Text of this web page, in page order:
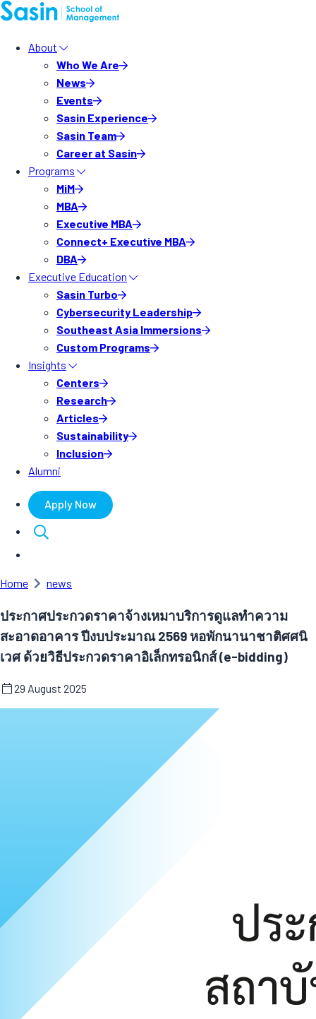
About
Who We Are
News
Events
Sasin Experience
Sasin Team
Career at Sasin
Programs
MiM
MBA
Executive MBA
Connect+ Executive MBA
DBA
Executive Education
Sasin Turbo
Cybersecurity Leadership
Southeast Asia Immersions
Custom Programs
Insights
Centers
Research
Articles
Sustainability
Inclusion
Alumni
Apply Now
Home news
ประกาศประกวดราคาจ้างเหมาบริการดูแลทำความ
สะอาดอาคาร ปีงบประมาณ 2569 หอพักนานาชาติศศนิ
เวศ ด้วยวิธีประกวดราคาอิเล็กทรอนิกส์ (e-bidding)
29 August 2025